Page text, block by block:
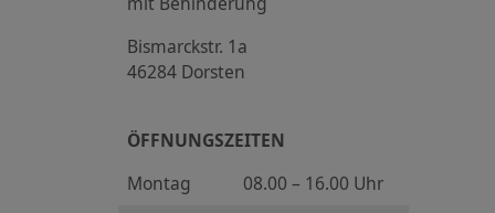
Bismarckstr. 1a
46284 Dorsten
ÖFFNUNGSZEITEN
Montag
08.00 – 16.00 Uhr